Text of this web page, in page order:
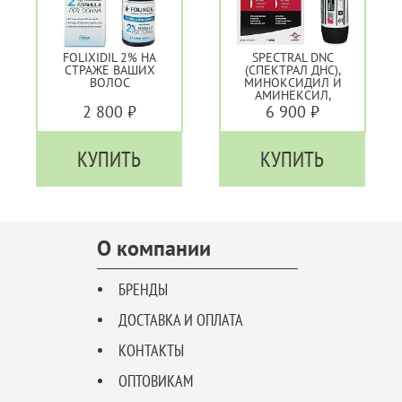
FOLIXIDIL 2% НА
СТРАЖЕ ВАШИХ
ВОЛОС
2 800 ₽
КУПИТЬ
SPECTRAL DNC
(СПЕКТРАЛ ДНС),
МИНОКСИДИЛ И
АМИНЕКСИЛ,
ПРЕПАРАТ ДЛЯ
БОРЬБЫ С
ОБЛЫСЕНИЕМ
6 900 ₽
КУПИТЬ
О компании
БРЕНДЫ
ДОСТАВКА И ОПЛАТА
КОНТАКТЫ
ОПТОВИКАМ